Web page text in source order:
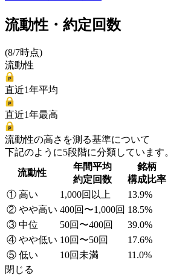
流動性・約定回数
(8/7時点)
流動性
直近1年平均
直近1年最高
流動性の高さを測る基準について
下記のように5段階に分類しています。
流動性
年間平均
約定回数
銘柄
構成比率
① 高い
1,000回以上
13.9%
② やや高い 400回〜1,000回 18.5%
③ 中位
50回〜400回
39.0%
④ やや低い 10回〜50回
17.6%
⑤ 低い
10回未満
11.0%
閉じる